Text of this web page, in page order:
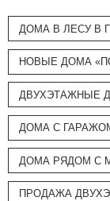
ДОМА В ЛЕСУ В
НОВЫЕ ДОМА
ДВУХЭТАЖНЫЕ
ДОМА С
ДОМА РЯДОМ С
ПРОДАЖА